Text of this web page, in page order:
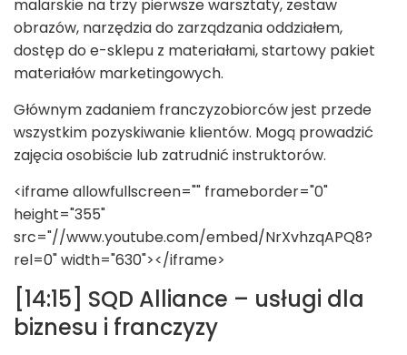
malarskie na trzy pierwsze warsztaty, zestaw
obrazów, narzędzia do zarządzania oddziałem,
dostęp do e-sklepu z materiałami, startowy pakiet
materiałów marketingowych.
Głównym zadaniem franczyzobiorców jest przede
wszystkim pozyskiwanie klientów. Mogą prowadzić
zajęcia osobiście lub zatrudnić instruktorów.
<iframe allowfullscreen="" frameborder="0"
height="355"
src="//www.youtube.com/embed/NrXvhzqAPQ8?
rel=0" width="630"></iframe>
[14:15] SQD Alliance – usługi dla
biznesu i franczyzy